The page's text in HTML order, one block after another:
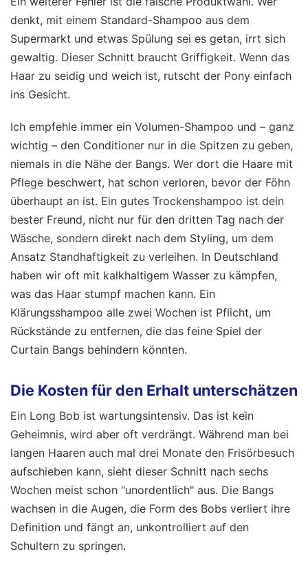
denkt, mit einem Standard-Shampoo aus dem
Supermarkt und etwas Spülung sei es getan, irrt sich
gewaltig. Dieser Schnitt braucht Griffigkeit. Wenn das
Haar zu seidig und weich ist, rutscht der Pony einfach
ins Gesicht.
Ich empfehle immer ein Volumen-Shampoo und – ganz
wichtig – den Conditioner nur in die Spitzen zu geben,
niemals in die Nähe der Bangs. Wer dort die Haare mit
Pflege beschwert, hat schon verloren, bevor der Föhn
überhaupt an ist. Ein gutes Trockenshampoo ist dein
bester Freund, nicht nur für den dritten Tag nach der
Wäsche, sondern direkt nach dem Styling, um dem
Ansatz Standhaftigkeit zu verleihen. In Deutschland
haben wir oft mit kalkhaltigem Wasser zu kämpfen,
was das Haar stumpf machen kann. Ein
Klärungsshampoo alle zwei Wochen ist Pflicht, um
Rückstände zu entfernen, die das feine Spiel der
Curtain Bangs behindern könnten.
Die Kosten für den Erhalt unterschätzen
Ein Long Bob ist wartungsintensiv. Das ist kein
Geheimnis, wird aber oft verdrängt. Während man bei
langen Haaren auch mal drei Monate den Frisörbesuch
aufschieben kann, sieht dieser Schnitt nach sechs
Wochen meist schon "unordentlich" aus. Die Bangs
wachsen in die Augen, die Form des Bobs verliert ihre
Definition und fängt an, unkontrolliert auf den
Schultern zu springen.